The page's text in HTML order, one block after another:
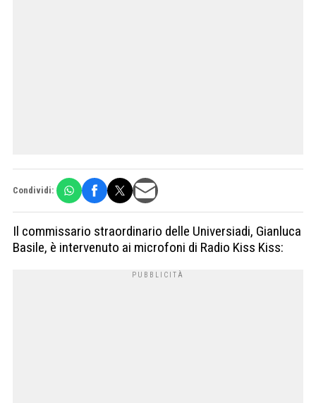
Condividi:
Il commissario straordinario delle Universiadi, Gianluca
Basile, è intervenuto ai microfoni di Radio Kiss Kiss: